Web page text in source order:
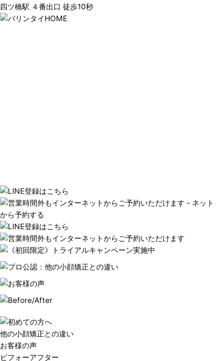
四ツ橋駅 ４番出口 徒歩10秒
他の小顔矯正との違い
お客様の声
ビフォーアフター